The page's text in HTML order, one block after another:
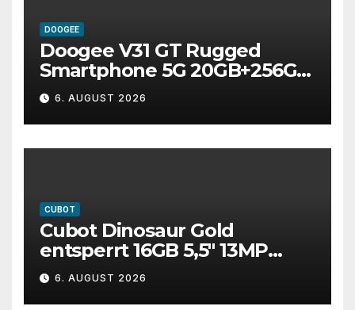
DOOGEE
Doogee V31 GT Rugged
Smartphone 5G 20GB+256GB
Android 13 Wärmebild 120Hz
6. AUGUST 2026
CUBOT
Cubot Dinosaur Gold
entsperrt 16GB 5,5″ 13MP
Dual SIM 4G Android
Smartphone
6. AUGUST 2026